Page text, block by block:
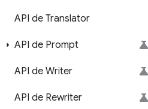
API de Translator
API de Prompt
API de Writer
API de Rewriter